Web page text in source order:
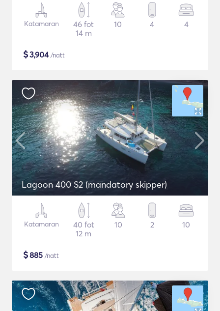
Katamaran
46 fot
14 m
10 4 4
$3,904/natt
Lagoon 400 S2 (mandatory skipper)
Katamaran
40 fot
12 m
10 2 10
$885 /natt